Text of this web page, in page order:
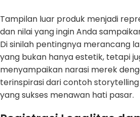
Tampilan luar produk menjadi
dan nilai yang ingin Anda
Di sinilah pentingnya merancang
yang bukan hanya estetik, tetapi
menyampaikan narasi merek
terinspirasi dari contoh
yang sukses menawan hati pasar.